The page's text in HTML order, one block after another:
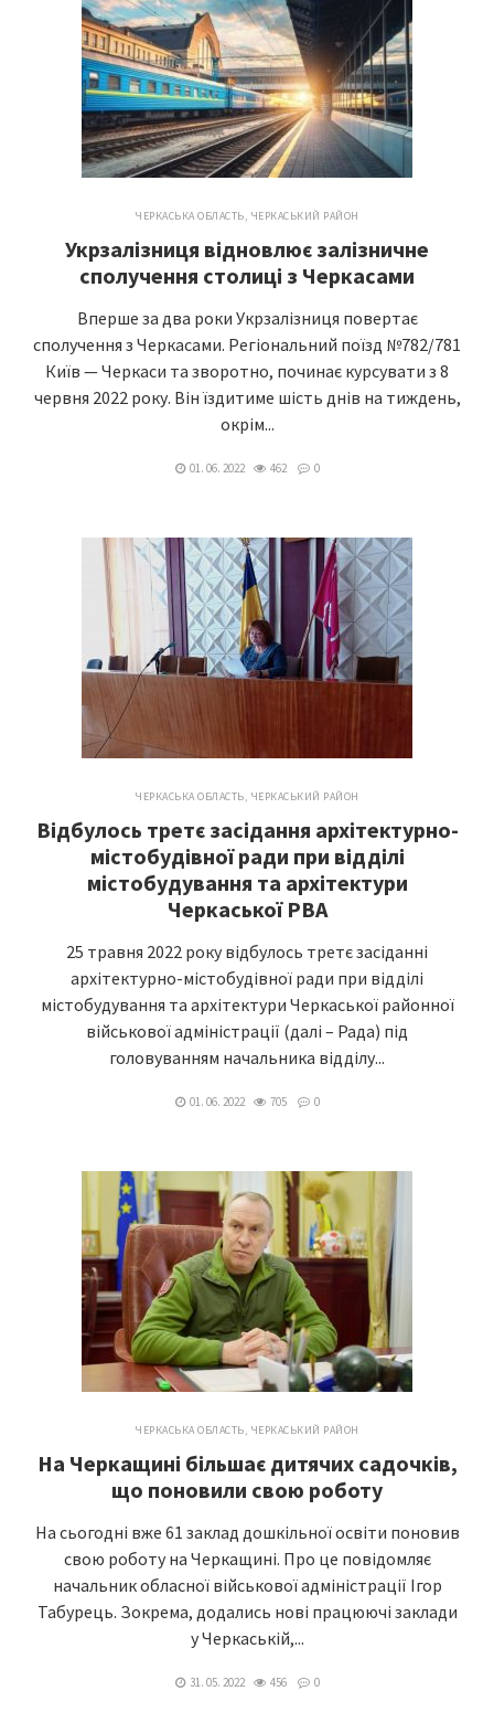
ЧЕРКАСЬКА ОБЛАСТЬ, ЧЕРКАСЬКИЙ РАЙОН
Укрзалізниця відновлює залізничне
сполучення столиці з Черкасами
Вперше за два роки Укрзалізниця повертає
сполучення з Черкасами. Регіональний поїзд №782/781
Київ — Черкаси та зворотно, починає курсувати з 8
червня 2022 року. Він їздитиме шість днів на тиждень,
окрім...
01. 06. 2022 462 0
ЧЕРКАСЬКА ОБЛАСТЬ, ЧЕРКАСЬКИЙ РАЙОН
Відбулось третє засідання архітектурно-
містобудівної ради при відділі
містобудування та архітектури
Черкаської РВА
25 травня 2022 року відбулось третє засіданні
архітектурно-містобудівної ради при відділі
містобудування та архітектури Черкаської районної
військової адміністрації (далі – Рада) під
головуванням начальника відділу...
01. 06. 2022 705 0
ЧЕРКАСЬКА ОБЛАСТЬ, ЧЕРКАСЬКИЙ РАЙОН
На Черкащині більшає дитячих садочків,
що поновили свою роботу
На сьогодні вже 61 заклад дошкільної освіти поновив
свою роботу на Черкащині. Про це повідомляє
начальник обласної військової адміністрації Ігор
Табурець. Зокрема, додались нові працюючі заклади
у Черкаській,...
31. 05. 2022 456 0